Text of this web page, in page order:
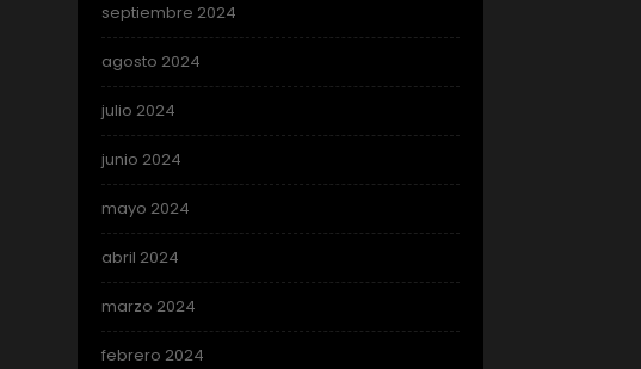
septiembre 2024
agosto 2024
julio 2024
junio 2024
mayo 2024
abril 2024
marzo 2024
febrero 2024